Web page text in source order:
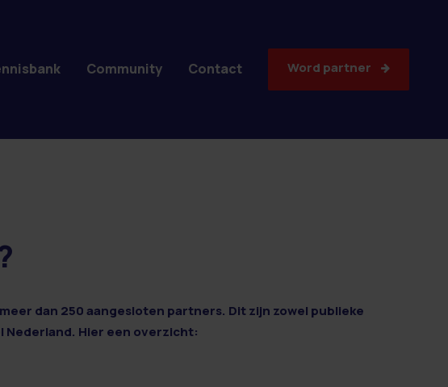
dan 250 aangesloten partners. Dit zijn zowel publieke
Hier een overzicht:
Community Contact Word partner